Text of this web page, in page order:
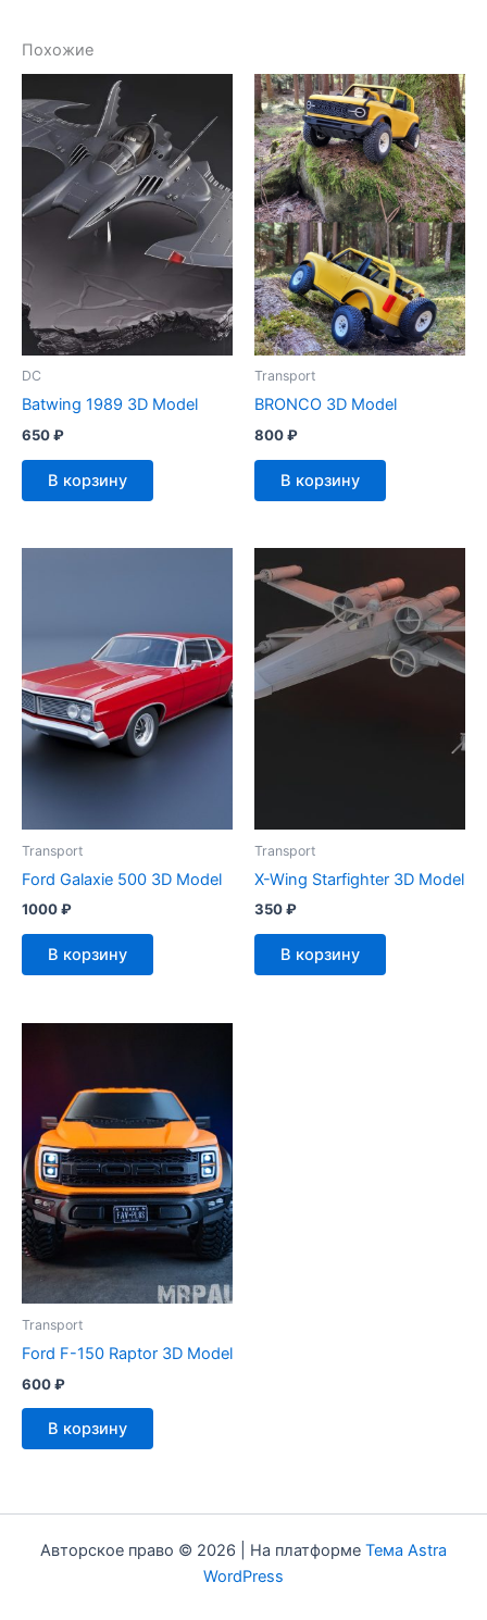
Похожие
DC
Batwing 1989 3D Model
650₽
В корзину
Transport
BRONCO 3D Model
800₽
В корзину
Transport
Ford Galaxie 500 3D Model
1000₽
В корзину
Transport
X-Wing Starfighter 3D Model
350₽
В корзину
Transport
Ford F-150 Raptor 3D Model
600₽
В корзину
Авторское право © 2026 | На платформе Тема Astra
WordPress